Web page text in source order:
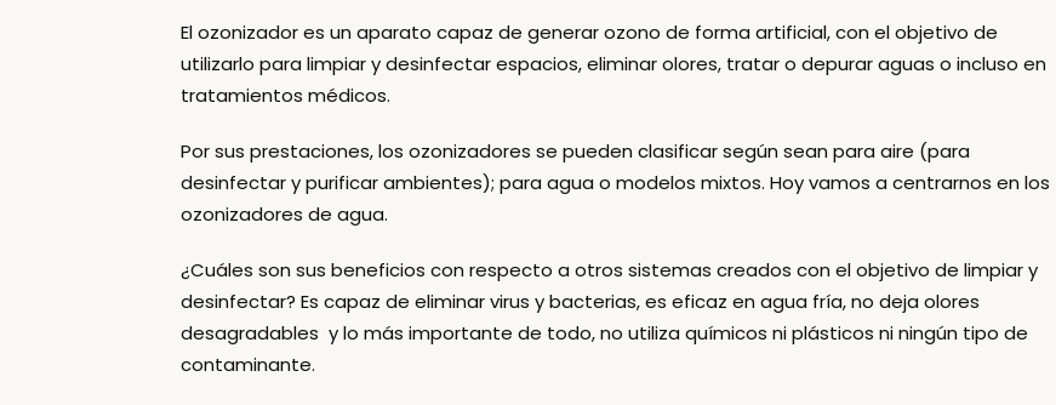
Elozonizadores un aparato capaz de generar ozono de forma artificial, con el objetivo de
utilizarlo para limpiar y desinfectar espacios, eliminar olores, tratar o depurar aguas o incluso en
tratamientos médicos.
Por sus prestaciones, los ozonizadores se pueden clasificar según sean para aire (para
desinfectar y purificar ambientes); para agua o modelos mixtos. Hoy vamos a centrarnos en los
ozonizadores de agua.
¿Cuáles son sus beneficios con respecto a otros sistemas creados con el objetivo de limpiar y
desinfectar? Es capaz de eliminar virus y bacterias, es eficaz en agua fría, no deja olores
desagradables y lo más importante de todo, no utiliza químicos ni plásticos ni ningún tipo de
contaminante.